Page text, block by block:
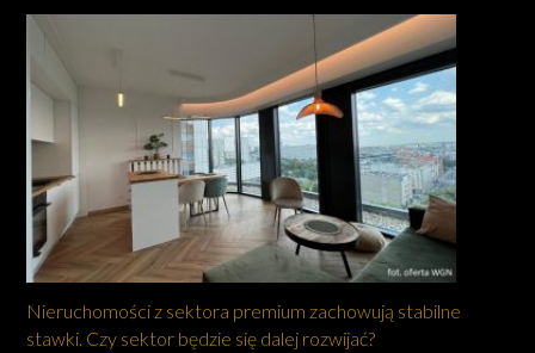
Nieruchomości z sektora premium zachowują stabilne
stawki. Czy sektor będzie się dalej rozwijać?